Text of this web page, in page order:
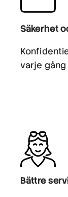
Säkerhet
varje gång
Bättre